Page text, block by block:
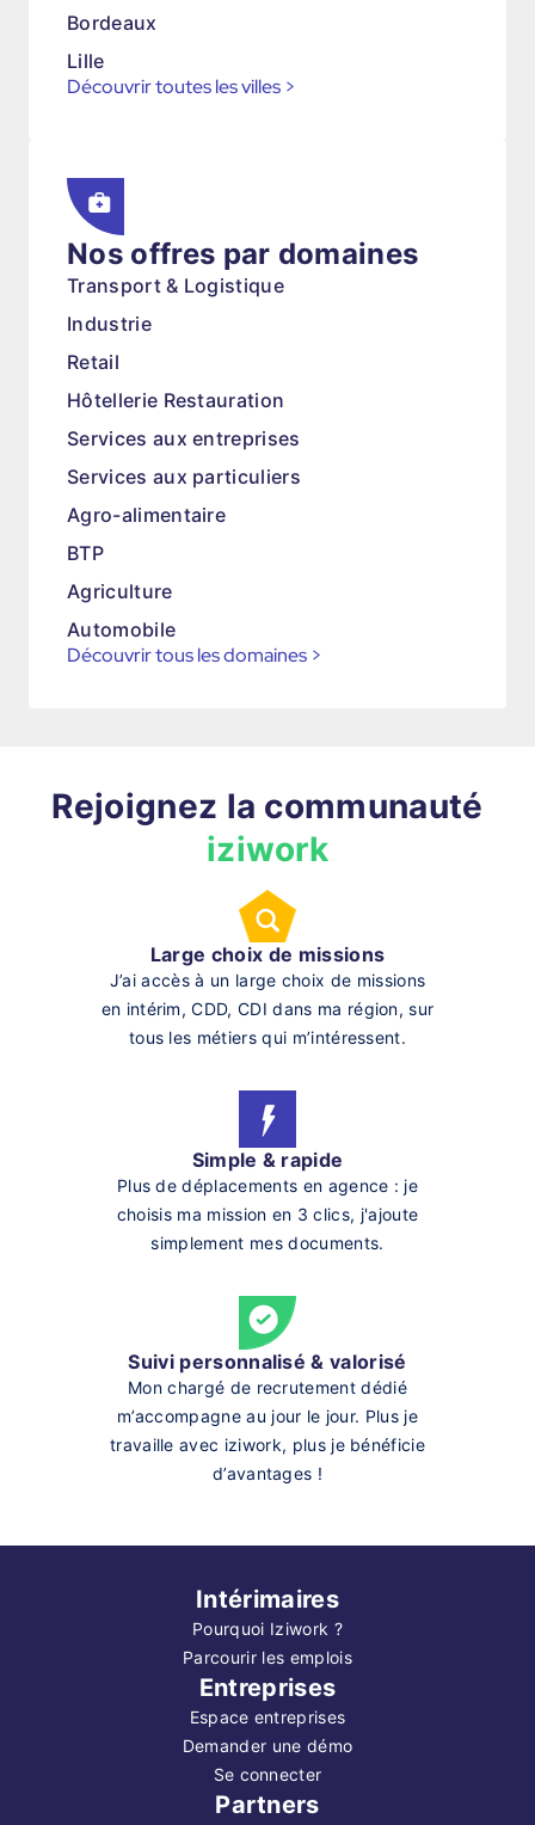
Bordeaux
Lille
Découvrir toutes les villes >
Nos offres par domaines
Transport & Logistique
Industrie
Retail
Hôtellerie Restauration
Services aux entreprises
Services aux particuliers
Agro-alimentaire
BTP
Agriculture
Automobile
Découvrir tous les domaines >
Rejoignez la communauté
iziwork
Large choix de missions
J’ai accès à un large choix de missions
en intérim, CDD, CDI dans ma région, sur
tous les métiers qui m’intéressent.
Simple & rapide
Plus de déplacements en agence : je
choisis ma mission en 3 clics, j'ajoute
simplement mes documents.
Suivi personnalisé & valorisé
Mon chargé de recrutement dédié
m’accompagne au jour le jour. Plus je
travaille avec iziwork, plus je bénéficie
d’avantages !
Intérimaires
Pourquoi Iziwork ?
Parcourir les emplois
Entreprises
Espace entreprises
Demander une démo
Se connecter
Partners